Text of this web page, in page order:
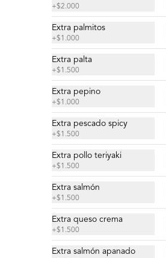
Nigiri acevichado
Cubierto de salmon, con topping de
mayo trigre y furikake.
Sashimi Moriawase 15
Mix de pescados del día.
Sashimi Pulpo 9 cortes
Cortes de pulpo.
+$2.000
Extra palmitos
+$1.000
Extra palta
+$1.500
Extra pepino
+$1.000
Extra pescado spicy
+$1.500
Extra pollo teriyaki
+$1.500
Extra salmón
+$1.500
Extra queso crema
+$1.500
Extra salmón apanado